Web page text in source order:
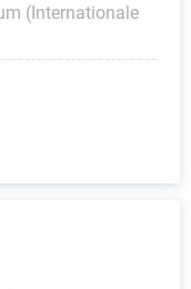
(Internationale